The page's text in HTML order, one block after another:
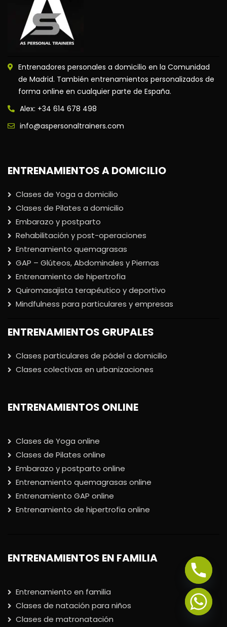
Entrenadores personales a domicilio en la Comunidad
de Madrid. También entrenamientos personalizados de
forma online en cualquier parte de España.
Alex: +34 614 678 498
info@aspersonaltrainers.com
ENTRENAMIENTOS A DOMICILIO
Clases de Yoga a domicilio
Clases de Pilates a domicilio
Embarazo y postparto
Rehabilitación y post-operaciones
Entrenamiento quemagrasas
GAP – Glúteos, Abdominales y Piernas
Entrenamiento de hipertrofia
Quiromasajista terapéutico y deportivo
Mindfulness para particulares y empresas
ENTRENAMIENTOS GRUPALES
Clases particulares de pádel a domicilio
Clases colectivas en urbanizaciones
ENTRENAMIENTOS ONLINE
Clases de Yoga online
Clases de Pilates online
Embarazo y postparto online
Entrenamiento quemagrasas online
Entrenamiento GAP online
Entrenamiento de hipertrofia online
ENTRENAMIENTOS EN FAMILIA
Entrenamiento en familia
Clases de natación para niños
Clases de matronatación